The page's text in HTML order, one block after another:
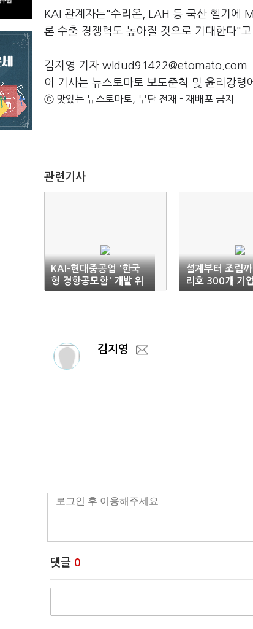
KAI 관계자는"수리온, LAH 등 국산 헬기에
론 수출 경쟁력도 높아질 것으로 기대한다"고
김지영 기자 wldud91422@etomato.com
이 기사는 뉴스토마토 보도준칙 및 윤리강령
ⓒ 맛있는 뉴스토마토, 무단 전재 - 재배포 금지
관련기사
KAI-현대중공업 '한국
형 경항공모함' 개발 위
해 맞손
설계부터 조립
리호 300개 기
눈물' 집합체
김지영
댓글 0